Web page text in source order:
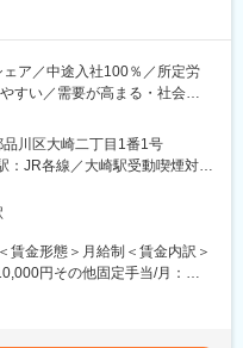
を担う組織です。基盤技術ご
ットワーク、ホスト系、オープ
ーザー部門やアプリケーショ
ながらプロジェクトに携わっ
40時間を超えるとアラートが上
前後の在宅勤務も相談可能で、
環境です。
Linux等）、クラウド
ア／中途入社100％／所定労
すい／需要が高まる・社会貢
担う当社にて、当社サービス
）の保守運用をお任せしま
クエストを受け付けるフロン
・バッチ処理を担うメインフ
的に重要度の高いシステムの
務は使用製品のバージョンア
川区大崎二丁目1番1号
：JR各線／大崎駅受動喫煙対
賃金形態＞月給制＜賃金内訳＞
円その他固定手当/月：